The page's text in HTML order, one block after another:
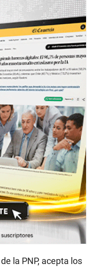
la PNP, acepta los